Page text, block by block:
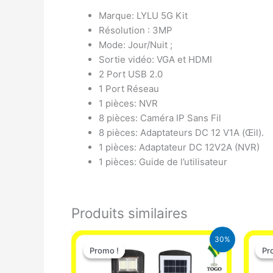
Marque: LYLU 5G Kit
Résolution : 3MP
Mode: Jour/Nuit ;
Sortie vidéo: VGA et HDMI
2 Port USB 2.0
1 Port Réseau
1 pièces: NVR
8 pièces: Caméra IP Sans Fil
8 pièces: Adaptateurs DC 12 V1A (Œil).
1 pièces: Adaptateur DC 12V2A (NVR)
1 pièces: Guide de l’utilisateur
Produits similaires
30%
Promo !
Promo !
Le
initial
était :
Le
actuel
est :